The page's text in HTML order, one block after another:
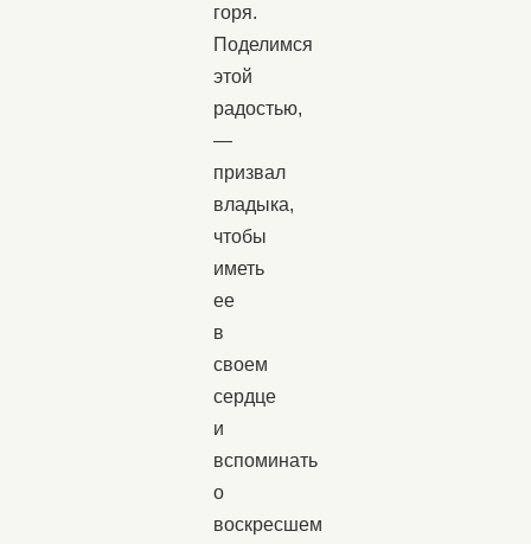
горя.
Поделимся
этой
радостью,
—
призвал
владыка,
чтобы
иметь
ее
в
своем
сердце
и
вспоминать
о
воскресшем